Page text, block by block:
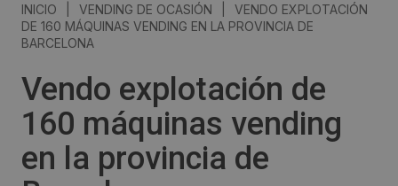
INICIO VENDING DE OCASIÓN
VENDO EXPLOTACIÓN
DE 160 MÁQUINAS VENDING EN LA PROVINCIA DE
BARCELONA
Vendo explotación de
160 máquinas vending
en la provincia de